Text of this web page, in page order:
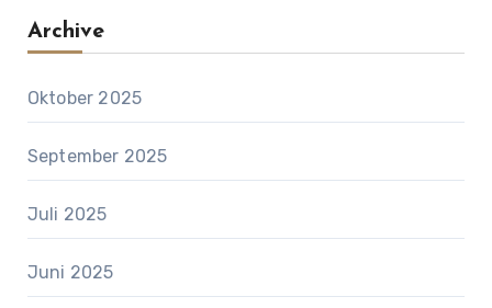
Archive
Oktober 2025
September 2025
Juli 2025
Juni 2025